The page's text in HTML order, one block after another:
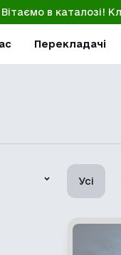
Вітаємо в каталозі!
Перекладачі
Усі